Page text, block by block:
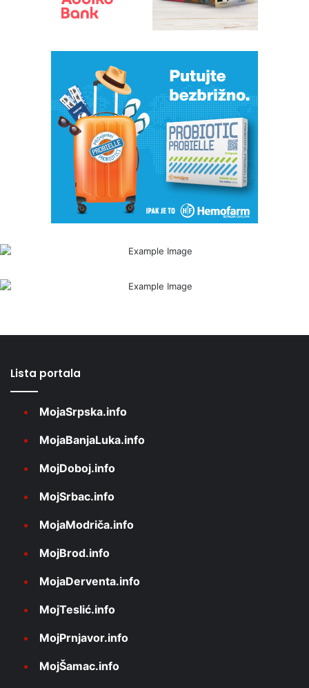
Lista portala
MojaSrpska.info
MojaBanjaLuka.info
MojDoboj.info
MojSrbac.info
MojaModriča.info
MojBrod.info
MojaDerventa.info
MojTeslić.info
MojPrnjavor.info
MojŠamac.info